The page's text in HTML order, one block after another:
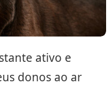
ativo e
donos ao ar